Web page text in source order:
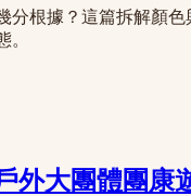
分根據？這篇拆解顏
。
外大團體團康